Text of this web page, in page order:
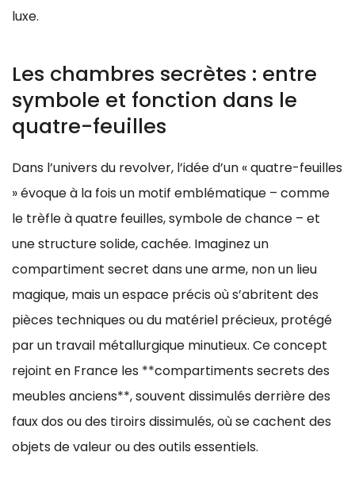
luxe.
Les chambres secrètes : entre
symbole et fonction dans le
quatre-feuilles
Dans l’univers du revolver, l’idée d’un « quatre-feuilles
» évoque à la fois un motif emblématique – comme
le trèfle à quatre feuilles, symbole de chance – et
une structure solide, cachée. Imaginez un
compartiment secret dans une arme, non un lieu
magique, mais un espace précis où s’abritent des
pièces techniques ou du matériel précieux, protégé
par un travail métallurgique minutieux. Ce concept
rejoint en France les **compartiments secrets des
meubles anciens**, souvent dissimulés derrière des
faux dos ou des tiroirs dissimulés, où se cachent des
objets de valeur ou des outils essentiels.